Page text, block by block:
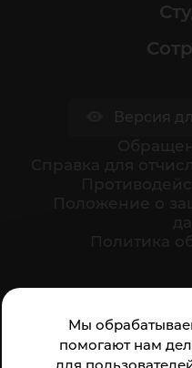
Мы
помогают нам